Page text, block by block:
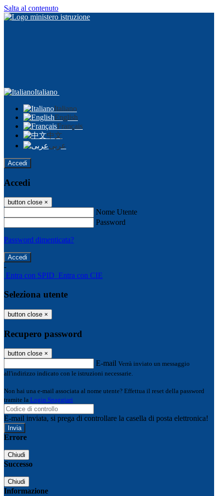
Salta al contenuto
Italiano
Italiano
English
Français
中文
عربى
Accedi
Accedi
button close ×
Nome Utente
Password
Password dimenticata?
-
Entra con SPID Entra con CIE
Seleziona utente
button close ×
Recupero password
button close ×
E-mail Verrà inviato un messaggio
all'indirizzo indicato con le istruzioni necessarie.
Non hai una e-mail associata al nome utente? Effettua il reset della password
tramite la Login Spaggiari
E-mail inviata, si prega di controllare la casella di posta elettronica!
Errore
Chiudi
Successo
Chiudi
Informazione